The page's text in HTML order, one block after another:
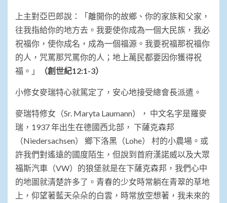
上主對亞巴郎說：「離開你的故鄉、你的家族和父家，
往我指給你的地方去。我要使你成為一個大民族，我必
祝福你，使你成名，成為一個福源。我要祝福那祝福你
的人，咒罵那咒罵你的人；地上萬民都要因你獲得祝
福。」
（創世紀12:1-3）
小修女麥瑞特心就篤定了，安心地接受總會長派遣。
麥瑞特修女（Sr. Maryta Laumann）， 中文名字是羅麥
瑞，1937 年出生在德國西北部， 下薩克森邦
（Niedersachsen） 鄉下洛黑（Lohe） 村的小農場。或
許我們對遙遠的國度陌生，但說到首府漢諾威以及大眾
福斯汽車（VW）的狼堡就是在下薩克森邦，我們心中
的地圖就清楚許多了。青春的少女時常躺在青翠的草地
上，仰望著藍天朵朵的白雲，時常放空想著，我未來的